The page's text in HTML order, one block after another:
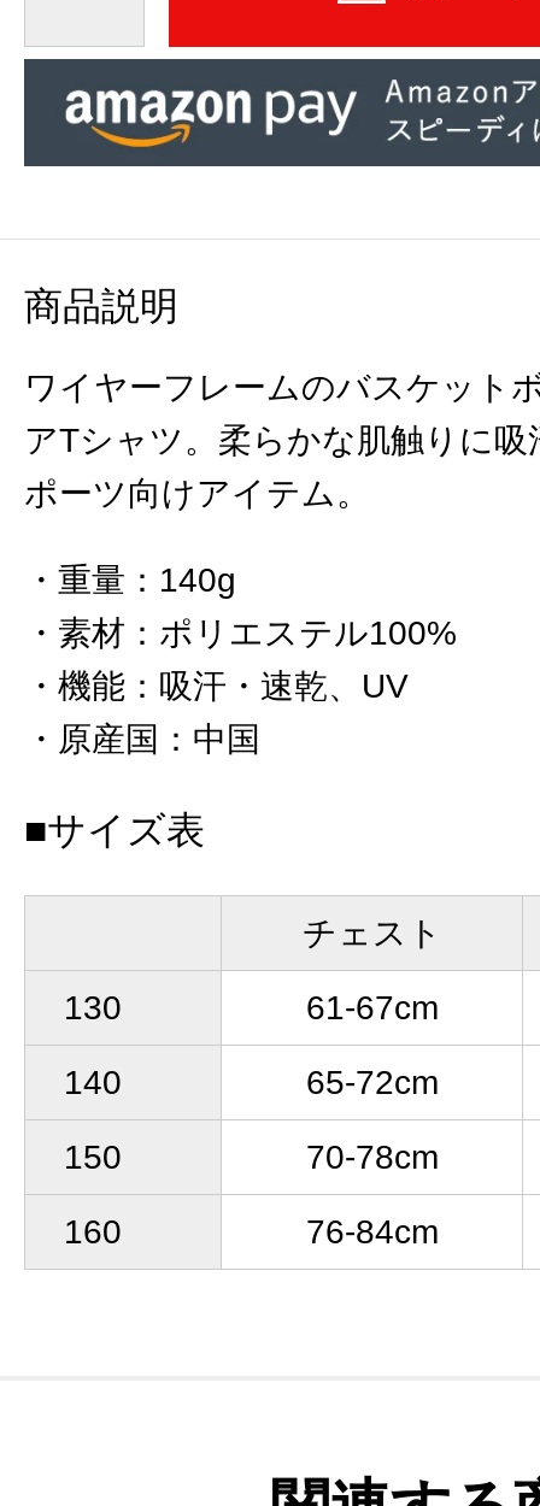
商品説明
ワイヤーフレームのバスケット
アTシャツ。柔らかな肌触りに
ポーツ向けアイテム。
重量 ： 140g
素材 ： ポリエステル100%
機能 ： 吸汗・速乾、UV
原産国 ： 中国
■サイズ表
チェスト
130
61-67cm
140
65-72cm
150
70-78cm
160
76-84cm